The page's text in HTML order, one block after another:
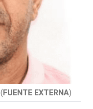
(FUENTE EXTERNA)